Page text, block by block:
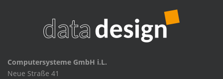
Computersysteme GmbH i.L.
Neue Straße 41